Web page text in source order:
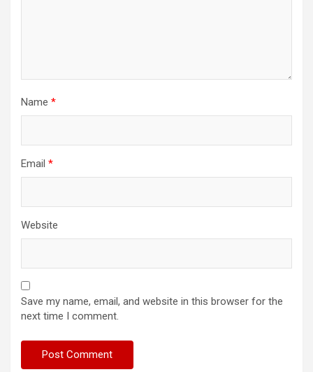
Name *
Email *
Website
Save my name, email, and website in this browser for the
next time I comment.